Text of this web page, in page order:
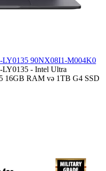
90NX08I1-M004K0
- Intel Ultra
16GB RAM və 1TB G4 SSD